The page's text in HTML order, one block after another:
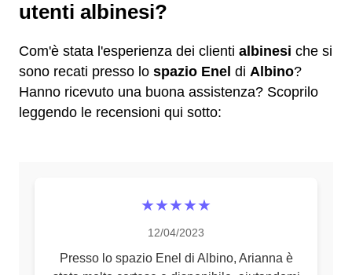
utenti albinesi?
Com'è stata l'esperienza dei clienti albinesi che si
sono recati presso lo spazio Enel di Albino?
Hanno ricevuto una buona assistenza? Scoprilo
leggendo le recensioni qui sotto:
★★★★★
12/04/2023
Presso lo spazio Enel di Albino, Arianna è